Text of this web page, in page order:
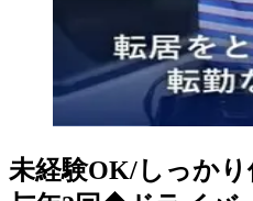
未経験OK/しっか